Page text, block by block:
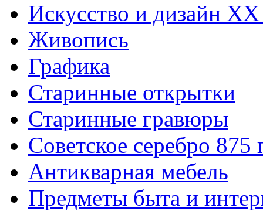
Искусство и дизайн XX
Живопись
Графика
Старинные открытки
Старинные гравюры
Советское серебро
Антикварная мебель
Предметы быта и